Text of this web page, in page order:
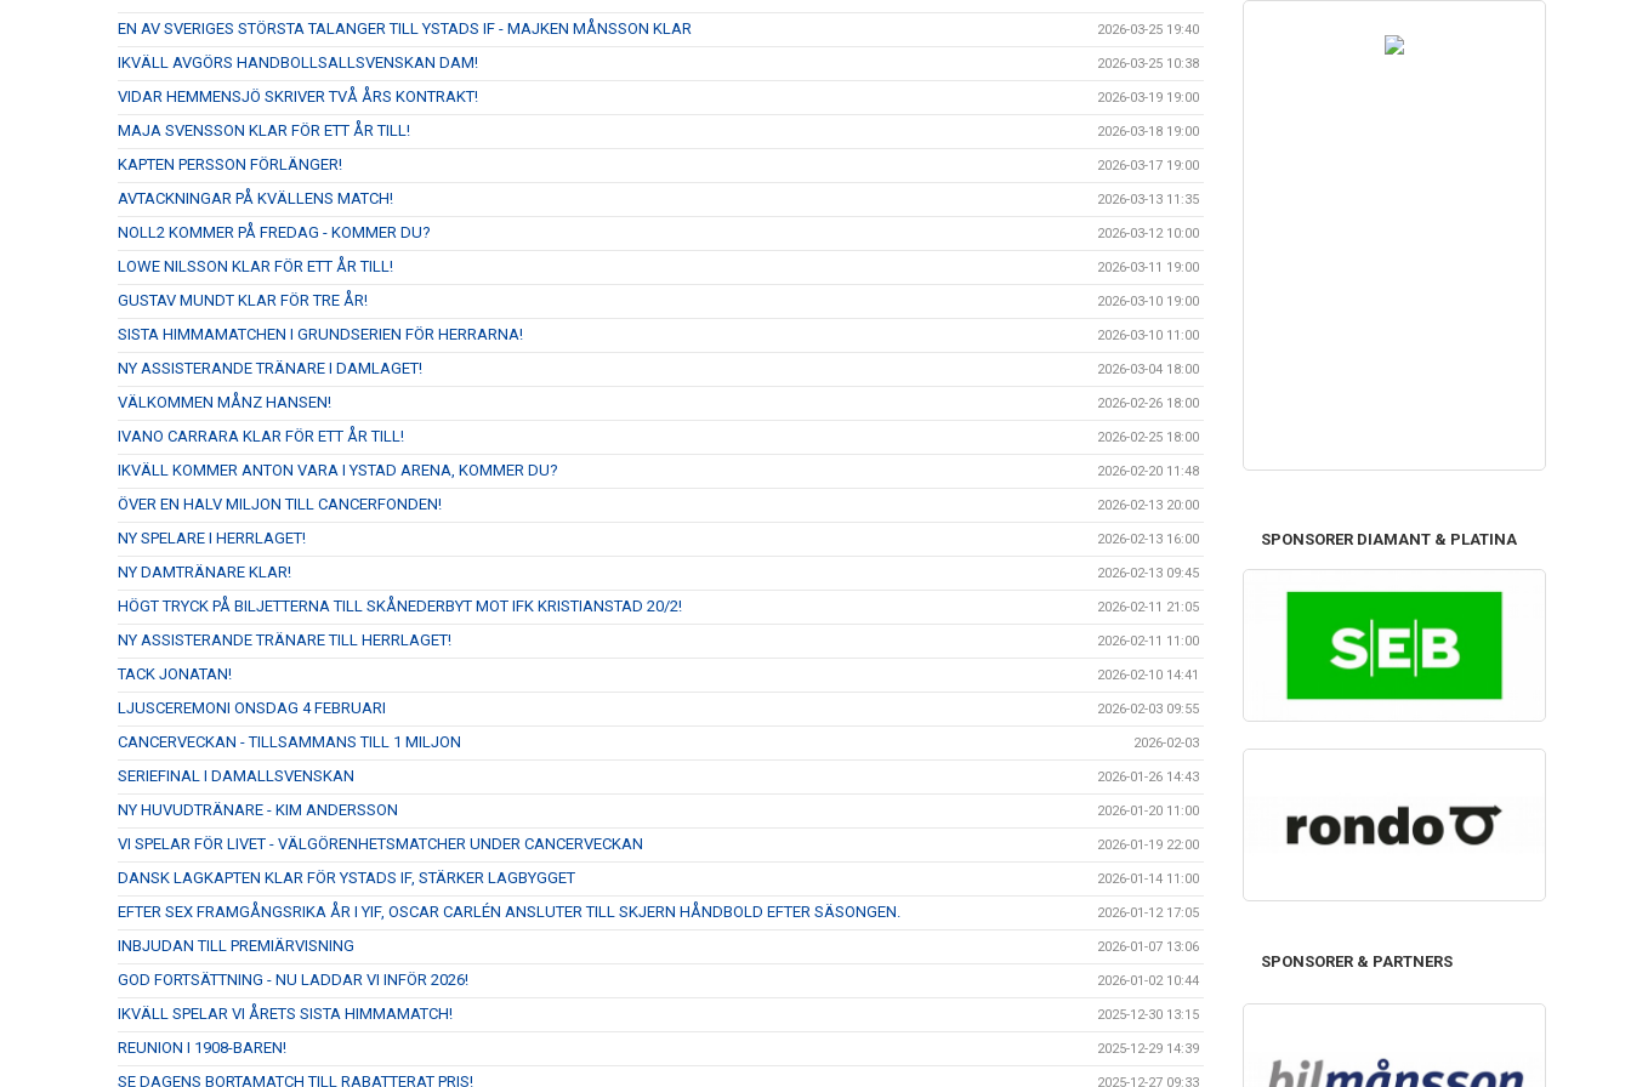
EN AV SVERIGES STÖRSTA TALANGER TILL YSTADS IF - MAJKEN MÅNSSON KLAR 2026-03-25 19:40
IKVÄLL AVGÖRS HANDBOLLSALLSVENSKAN DAM! 2026-03-25 10:38
VIDAR HEMMENSJÖ SKRIVER TVÅ ÅRS KONTRAKT! 2026-03-19 19:00
MAJA SVENSSON KLAR FÖR ETT ÅR TILL! 2026-03-18 19:00
KAPTEN PERSSON FÖRLÄNGER! 2026-03-17 19:00
AVTACKNINGAR PÅ KVÄLLENS MATCH! 2026-03-13 11:35
NOLL2 KOMMER PÅ FREDAG - KOMMER DU? 2026-03-12 10:00
LOWE NILSSON KLAR FÖR ETT ÅR TILL! 2026-03-11 19:00
GUSTAV MUNDT KLAR FÖR TRE ÅR! 2026-03-10 19:00
SISTA HIMMAMATCHEN I GRUNDSERIEN FÖR HERRARNA! 2026-03-10 11:00
NY ASSISTERANDE TRÄNARE I DAMLAGET! 2026-03-04 18:00
VÄLKOMMEN MÅNZ HANSEN! 2026-02-26 18:00
IVANO CARRARA KLAR FÖR ETT ÅR TILL! 2026-02-25 18:00
IKVÄLL KOMMER ANTON VARA I YSTAD ARENA, KOMMER DU? 2026-02-20 11:48
ÖVER EN HALV MILJON TILL CANCERFONDEN! 2026-02-13 20:00
NY SPELARE I HERRLAGET! 2026-02-13 16:00
NY DAMTRÄNARE KLAR! 2026-02-13 09:45
HÖGT TRYCK PÅ BILJETTERNA TILL SKÅNEDERBYT MOT IFK KRISTIANSTAD 20/2! 2026-02-11 21:05
NY ASSISTERANDE TRÄNARE TILL HERRLAGET! 2026-02-11 11:00
TACK JONATAN! 2026-02-10 14:41
LJUSCEREMONI ONSDAG 4 FEBRUARI 2026-02-03 09:55
CANCERVECKAN - TILLSAMMANS TILL 1 MILJON 2026-02-03
SERIEFINAL I DAMALLSVENSKAN 2026-01-26 14:43
NY HUVUDTRÄNARE - KIM ANDERSSON 2026-01-20 11:00
VI SPELAR FÖR LIVET - VÄLGÖRENHETSMATCHER UNDER CANCERVECKAN 2026-01-19 22:00
DANSK LAGKAPTEN KLAR FÖR YSTADS IF, STÄRKER LAGBYGGET 2026-01-14 11:00
EFTER SEX FRAMGÅNGSRIKA ÅR I YIF, OSCAR CARLÉN ANSLUTER TILL SKJERN HÅNDBOLD EFTER SÄSONGEN. 2026-01-12 17:05
INBJUDAN TILL PREMIÄRVISNING 2026-01-07 13:06
GOD FORTSÄTTNING - NU LADDAR VI INFÖR 2026! 2026-01-02 10:44
IKVÄLL SPELAR VI ÅRETS SISTA HIMMAMATCH! 2025-12-30 13:15
REUNION I 1908-BAREN! 2025-12-29 14:39
SE DAGENS BORTAMATCH TILL RABATTERAT PRIS! 2025-12-27 09:33
SPONSORER DIAMANT & PLATINA
SPONSORER & PARTNERS